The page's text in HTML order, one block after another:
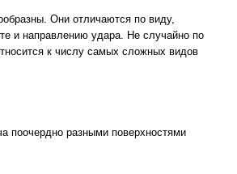
Они отличаются по виду,
и направлению удара. Не случайно по
к числу самых сложных видов
поочердно разными поверхностями